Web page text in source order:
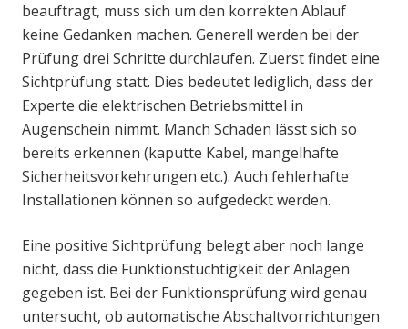
beauftragt, muss sich um den korrekten Ablauf
keine Gedanken machen. Generell werden bei der
Prüfung drei Schritte durchlaufen. Zuerst findet eine
Sichtprüfung statt. Dies bedeutet lediglich, dass der
Experte die elektrischen Betriebsmittel in
Augenschein nimmt. Manch Schaden lässt sich so
bereits erkennen (kaputte Kabel, mangelhafte
Sicherheitsvorkehrungen etc.). Auch fehlerhafte
Installationen können so aufgedeckt werden.
Eine positive Sichtprüfung belegt aber noch lange
nicht, dass die Funktionstüchtigkeit der Anlagen
gegeben ist. Bei der Funktionsprüfung wird genau
untersucht, ob automatische Abschaltvorrichtungen